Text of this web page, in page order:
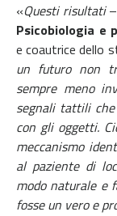
«Questi risultati–
Psicobiologia e
e coautrice dello
un futuro non
sempre meno
segnali tattili
con gli oggetti.
meccanismo
al paziente di
modo naturale e
fosse un vero e